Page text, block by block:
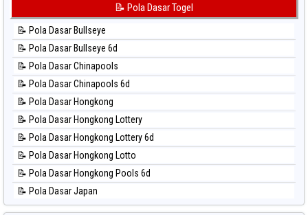
⚽ Bola Hitam Taiwan
📊 Statistik Kuda Lari
📊 Statistik Magnum Cambodia
📊 Statistik Nagoya
📊 Statistik New York Midday
📊 Statistik North Carolina Day
📊 Statistik Pcso
📊 Statistik Pennsylvania Day
📊 Statistik Sao Paulo
📊 Statistik Singapore
📊 Statistik Sydney
📊 Statistik Sydney Lottery
📝 Pola Dasar Togel
📝 Pola Dasar Bullseye
📝 Pola Dasar Bullseye 6d
📝 Pola Dasar Chinapools
📝 Pola Dasar Chinapools 6d
📝 Pola Dasar Hongkong
📝 Pola Dasar Hongkong Lottery
📝 Pola Dasar Hongkong Lottery 6d
📝 Pola Dasar Hongkong Lotto
📝 Pola Dasar Hongkong Pools 6d
📝 Pola Dasar Japan
📝 Pola Dasar Japan 6d